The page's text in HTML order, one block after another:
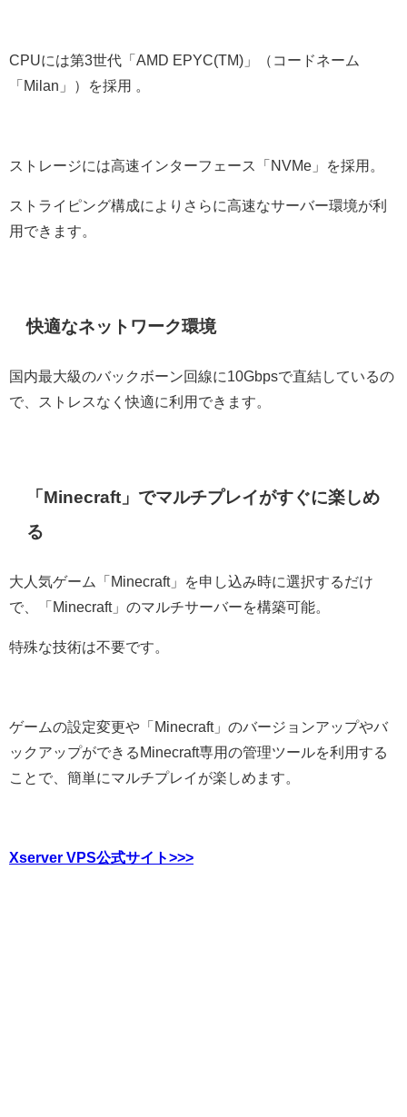
CPUには第3世代「AMD EPYC(TM)」（コードネーム
「Milan」）を採用 。
ストレージには高速インターフェース「NVMe」を採用。
ストライピング構成によりさらに高速なサーバー環境が利
用できます。
快適なネットワーク環境
国内最大級のバックボーン回線に10Gbpsで直結しているの
で、ストレスなく快適に利用できます。
「Minecraft」でマルチプレイがすぐに楽しめ
る
大人気ゲーム「Minecraft」を申し込み時に選択するだけ
で、「Minecraft」のマルチサーバーを構築可能。
特殊な技術は不要です。
ゲームの設定変更や「Minecraft」のバージョンアップやバ
ックアップができるMinecraft専用の管理ツールを利用する
ことで、簡単にマルチプレイが楽しめます。
Xserver VPS公式サイト>>>